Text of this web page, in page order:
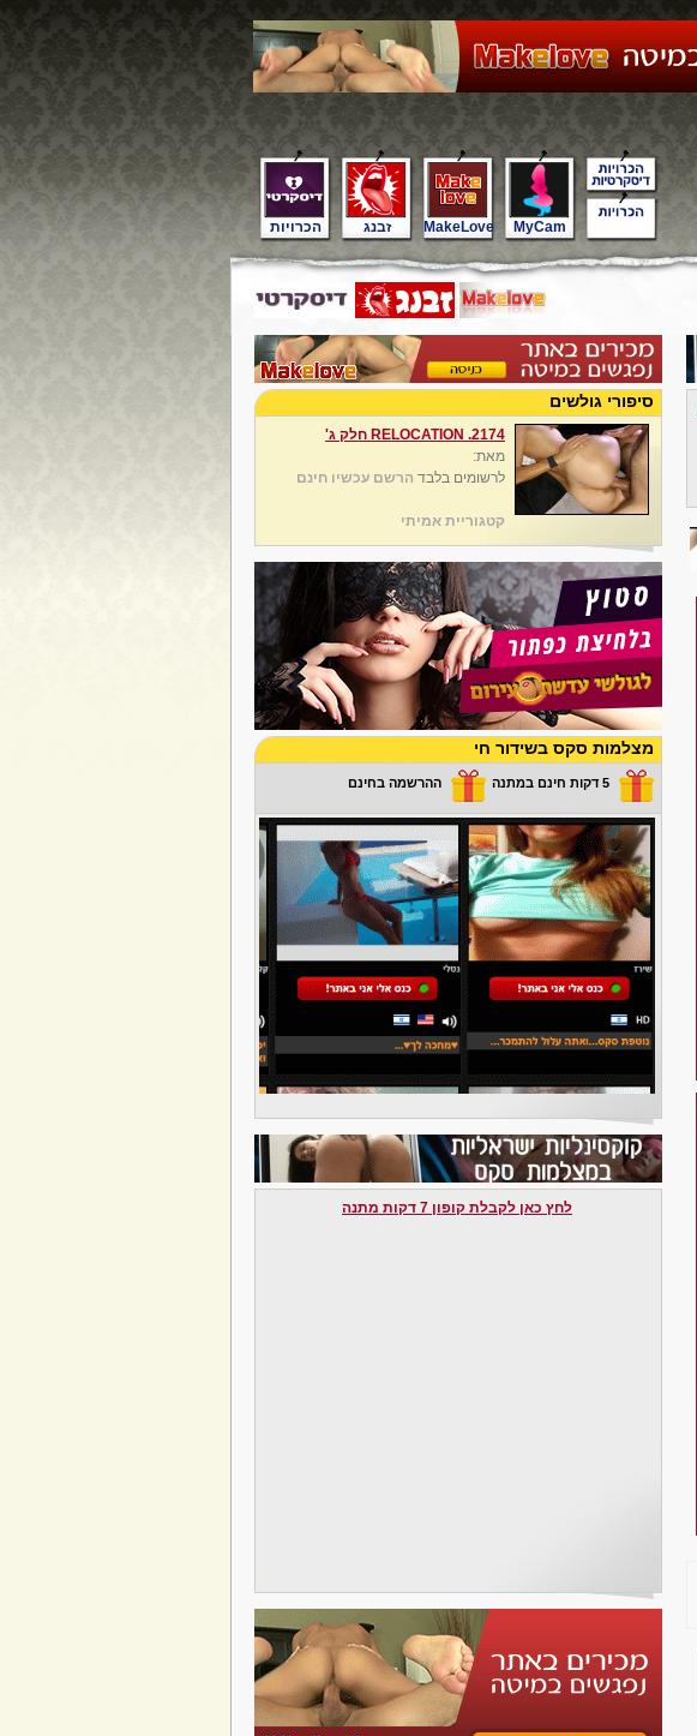
הכרויות זבנג MakeLove MyCam
סיפורי גולשים
2174. RELOCATION חלק ג'
מאת:
לרשומים בלבד הרשם עכשיו חינם
קטגוריית אמיתי
מצלמות סקס בשידור חי
5 דקות חינם במתנה ההרשמה בחינם
לחץ כאן לקבלת קופון 7 דקות מתנה